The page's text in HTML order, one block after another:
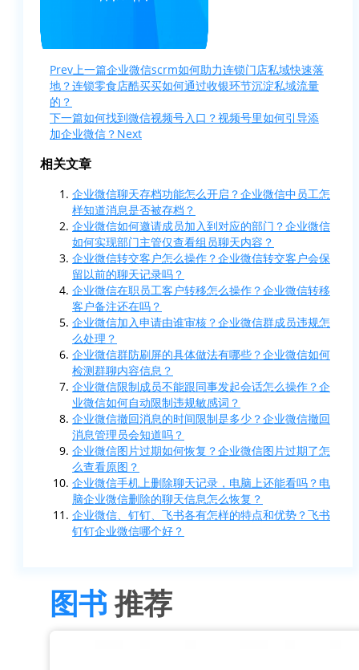
Prev上一篇企业微信scrm如何助力连锁门店私域快速落
地？连锁零食店酷买买如何通过收银环节沉淀私域流量
的？
下一篇如何找到微信视频号入口？视频号里如何引导添
加企业微信？ Next
相关文章
企业微信聊天存档功能怎么开启？企业微信中员工怎
样知道消息是否被存档？
企业微信如何邀请成员加入到对应的部门？企业微信
如何实现部门主管仅查看组员聊天内容？
企业微信转交客户怎么操作？企业微信转交客户会保
留以前的聊天记录吗？
企业微信在职员工客户转移怎么操作？企业微信转移
客户备注还在吗？
企业微信加入申请由谁审核？企业微信群成员违规怎
么处理？
企业微信群防刷屏的具体做法有哪些？企业微信如何
检测群聊内容信息？
企业微信限制成员不能跟同事发起会话怎么操作？企
业微信如何自动限制违规敏感词？
企业微信撤回消息的时间限制是多少？企业微信撤回
消息管理员会知道吗？
企业微信图片过期如何恢复？企业微信图片过期了怎
么查看原图？
企业微信手机上删除聊天记录，电脑上还能看吗？电
脑企业微信删除的聊天信息怎么恢复？
企业微信、钉钉、飞书各有怎样的特点和优势？飞书
钉钉企业微信哪个好？
图书推荐